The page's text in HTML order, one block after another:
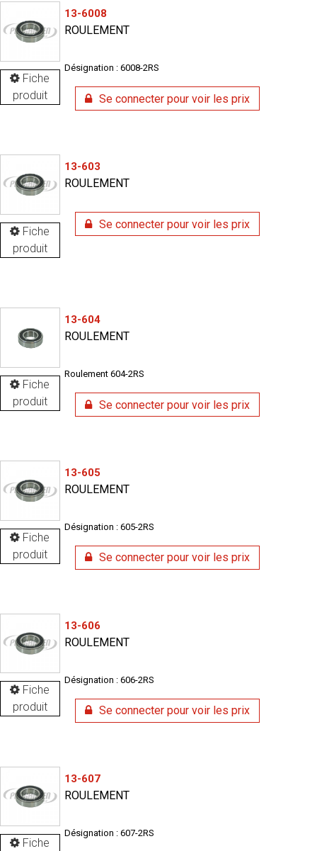
Fiche
produit
13-6008
ROULEMENT
Désignation : 6008-2RS
Se connecter pour voir les prix
Fiche
produit
13-603
ROULEMENT
Se connecter pour voir les prix
Fiche
produit
13-604
ROULEMENT
Roulement 604-2RS
Se connecter pour voir les prix
Fiche
produit
13-605
ROULEMENT
Désignation : 605-2RS
Se connecter pour voir les prix
Fiche
produit
13-606
ROULEMENT
Désignation : 606-2RS
Se connecter pour voir les prix
Fiche
13-607
ROULEMENT
Désignation : 607-2RS